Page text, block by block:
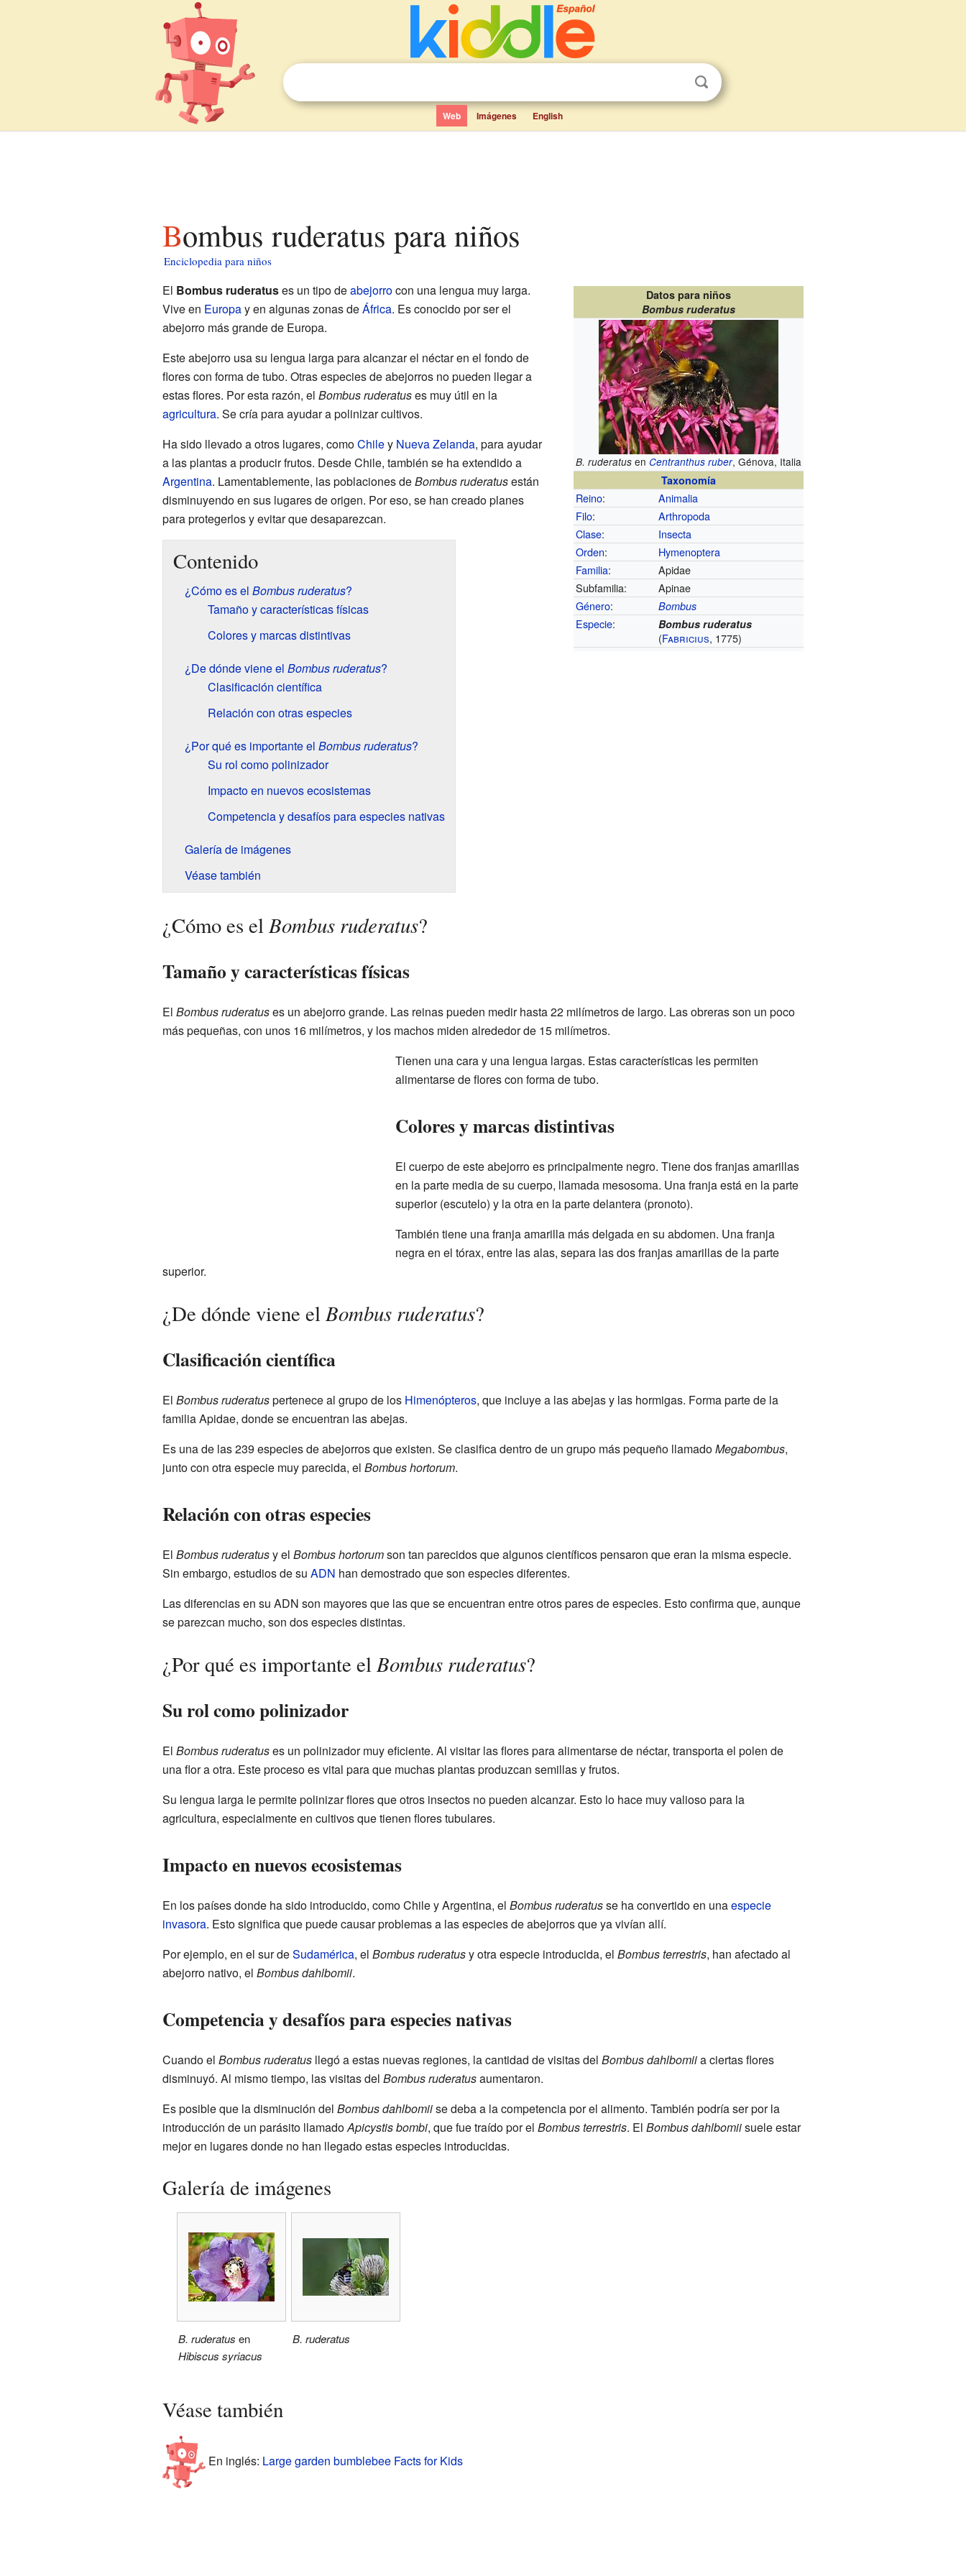
Web Imágenes English
Bombus ruderatus para niños
Enciclopedia para niños
Datos para niños
Bombus ruderatus
B. ruderatus enCentranthus ruber, Génova, Italia
Taxonomía
Reino:
Animalia
Filo:
Arthropoda
Clase:
Insecta
Orden:
Hymenoptera
Familia:
Apidae
Subfamilia:
Apinae
Género: Bombus
Especie: Bombus ruderatus
(Fabricius, 1775)
El Bombus ruderatuses un tipo deabejorrocon una lengua muy larga.
Vive en Europay en algunas zonas deÁfrica. Es conocido por ser el
abejorro más grande de Europa.
Este abejorro usa su lengua larga para alcanzar el néctar en el fondo de
flores con forma de tubo. Otras especies de abejorros no pueden llegar a
estas flores. Por esta razón, el Bombus ruderatuses muy útil en la
agricultura. Se cría para ayudar a polinizar cultivos.
Ha sido llevado a otros lugares, comoChiley Nueva Zelanda, para ayudar
a las plantas a producir frutos. Desde Chile, también se ha extendido a
Argentina. Lamentablemente, las poblaciones deBombus ruderatusestán
disminuyendo en sus lugares de origen. Por eso, se han creado planes
para protegerlos y evitar que desaparezcan.
Contenido
¿Cómo es el Bombus ruderatus?
Tamaño y características físicas
Colores y marcas distintivas
¿De dónde viene el Bombus ruderatus?
Clasificación científica
Relación con otras especies
¿Por qué es importante el Bombus ruderatus?
Su rol como polinizador
Impacto en nuevos ecosistemas
Competencia y desafíos para especies nativas
Galería de imágenes
Véase también
¿Cómo es elBombus ruderatus?
Tamaño y características físicas
El Bombus ruderatuses un abejorro grande. Las reinas pueden medir hasta 22 milímetros de largo. Las obreras son un poco
más pequeñas, con unos 16 milímetros, y los machos miden alrededor de 15 milímetros.
Tienen una cara y una lengua largas. Estas características les permiten
alimentarse de flores con forma de tubo.
Colores y marcas distintivas
El cuerpo de este abejorro es principalmente negro. Tiene dos franjas amarillas
en la parte media de su cuerpo, llamada mesosoma. Una franja está en la parte
superior (escutelo) y la otra en la parte delantera (pronoto).
También tiene una franja amarilla más delgada en su abdomen. Una franja
negra en el tórax, entre las alas, separa las dos franjas amarillas de la parte
superior.
¿De dónde viene elBombus ruderatus?
Clasificación científica
El Bombus ruderatuspertenece al grupo de los Himenópteros, que incluye a las abejas y las hormigas. Forma parte de la
familia Apidae, donde se encuentran las abejas.
Es una de las 239 especies de abejorros que existen. Se clasifica dentro de un grupo más pequeño llamadoMegabombus,
junto con otra especie muy parecida, el Bombus hortorum.
Relación con otras especies
El Bombus ruderatusy el Bombus hortorumson tan parecidos que algunos científicos pensaron que eran la misma especie.
Sin embargo, estudios de su ADN han demostrado que son especies diferentes.
Las diferencias en su ADN son mayores que las que se encuentran entre otros pares de especies. Esto confirma que, aunque
se parezcan mucho, son dos especies distintas.
¿Por qué es importante elBombus ruderatus?
Su rol como polinizador
El Bombus ruderatuses un polinizador muy eficiente. Al visitar las flores para alimentarse de néctar, transporta el polen de
una flor a otra. Este proceso es vital para que muchas plantas produzcan semillas y frutos.
Su lengua larga le permite polinizar flores que otros insectos no pueden alcanzar. Esto lo hace muy valioso para la
agricultura, especialmente en cultivos que tienen flores tubulares.
Impacto en nuevos ecosistemas
En los países donde ha sido introducido, como Chile y Argentina, el Bombus ruderatusse ha convertido en unaespecie
invasora. Esto significa que puede causar problemas a las especies de abejorros que ya vivían allí.
Por ejemplo, en el sur deSudamérica, el Bombus ruderatusy otra especie introducida, el Bombus terrestris, han afectado al
abejorro nativo, el Bombus dahlbomii.
Competencia y desafíos para especies nativas
Cuando el Bombus ruderatusllegó a estas nuevas regiones, la cantidad de visitas del Bombus dahlbomiia ciertas flores
disminuyó. Al mismo tiempo, las visitas del Bombus ruderatusaumentaron.
Es posible que la disminución del Bombus dahlbomiise deba a la competencia por el alimento. También podría ser por la
introducción de un parásito llamadoApicystis bombi, que fue traído por el Bombus terrestris. El Bombus dahlbomiisuele estar
mejor en lugares donde no han llegado estas especies introducidas.
Galería de imágenes
B. ruderatus en
Hibiscus syriacus
B. ruderatus
Véase también
En inglés: Large garden bumblebee Facts for Kids